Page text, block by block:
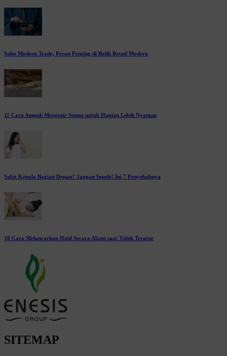
Sales Modern Trade, Peran Penting di Balik Retail Modern
11 Cara Ampuh Mengusir Semut untuk Hunian Lebih Nyaman
Sakit Kepala Bagian Depan? Jangan Sepele! Ini 7 Penyebabnya
10 Cara Melancarkan Haid Secara Alami saat Tidak Teratur
SITEMAP